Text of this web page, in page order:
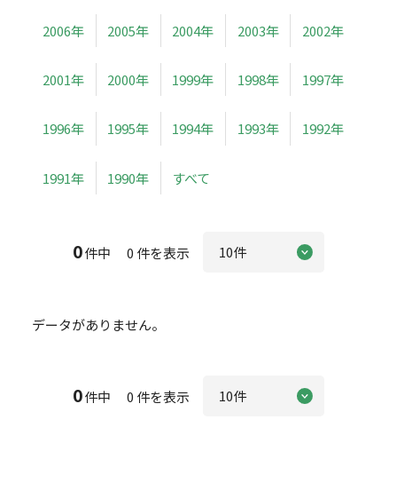
2006年 2005年 2004年 2003年 2002年
2001年 2000年 1999年 1998年 1997年
1996年 1995年 1994年 1993年 1992年
1991年 1990年 すべて
0件中 0 件を表示
データがありません。
0件中 0 件を表示